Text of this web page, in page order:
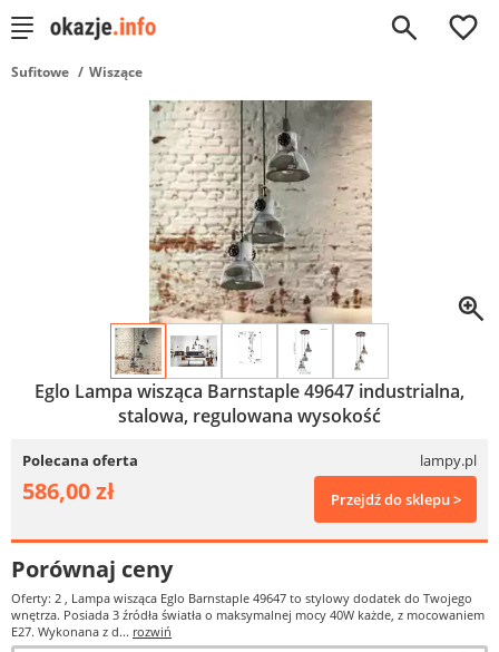
0
Sufitowe Wiszące
Eglo Lampa wisząca Barnstaple 49647 industrialna,
stalowa, regulowana wysokość
Polecana oferta lampy.pl
586,00 zł Przejdź do sklepu >
Porównaj ceny
Oferty: 2 , Lampa wisząca Eglo Barnstaple 49647 to stylowy dodatek do Twojego
wnętrza. Posiada 3 źródła światła o maksymalnej mocy 40W każde, z mocowaniem
E27. Wykonana z d... rozwiń